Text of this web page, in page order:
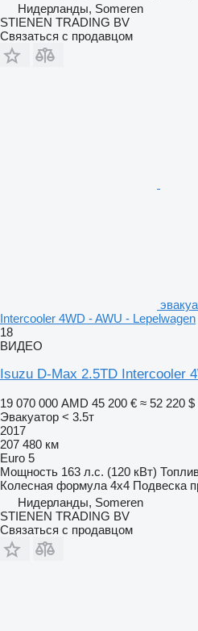
Нидерланды, Someren
STIENEN TRADING BV
Связаться с продавцом
Intercooler 4WD - AWU - Lepelwagen
18
ВИДЕО
Isuzu D-Max 2.5TD Intercooler
19 070 000 AMD 45 200 € ≈ 52 220 $
Эвакуатор < 3.5т
2017
207 480 км
Euro 5
Мощность 163 л.с. (120 кВт)
Колесная формула 4x4 Подвеска
Нидерланды, Someren
STIENEN TRADING BV
Связаться с продавцом